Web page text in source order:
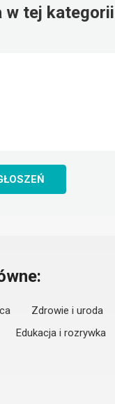
w tej kategorii
Zdrowie i uroda
Edukacja i rozrywka